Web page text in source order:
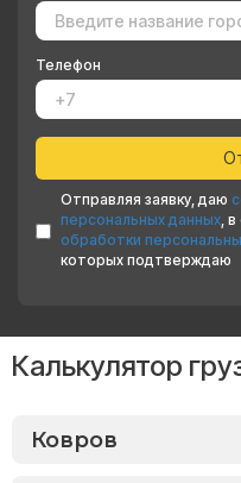
Телефон
Отправляя заявку, даю
персональных данных,
обработки
которых подтверждаю
Калькулятор